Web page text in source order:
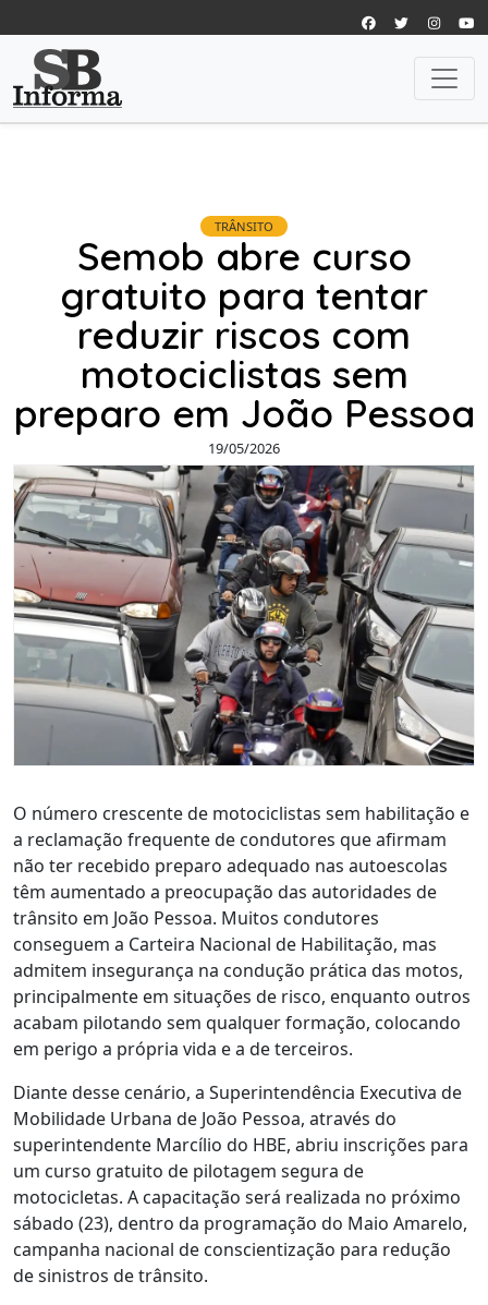
TRÂNSITO
Semob abre curso
gratuito para tentar
reduzir riscos com
motociclistas sem
preparo em João Pessoa
19/05/2026
O número crescente de motociclistas sem habilitação e
a reclamação frequente de condutores que afirmam
não ter recebido preparo adequado nas autoescolas
têm aumentado a preocupação das autoridades de
trânsito em João Pessoa. Muitos condutores
conseguem a Carteira Nacional de Habilitação, mas
admitem insegurança na condução prática das motos,
principalmente em situações de risco, enquanto outros
acabam pilotando sem qualquer formação, colocando
em perigo a própria vida e a de terceiros.
Diante desse cenário, a Superintendência Executiva de
Mobilidade Urbana de João Pessoa, através do
superintendente Marcílio do HBE, abriu inscrições para
um curso gratuito de pilotagem segura de
motocicletas. A capacitação será realizada no próximo
sábado (23), dentro da programação do Maio Amarelo,
campanha nacional de conscientização para redução
de sinistros de trânsito.